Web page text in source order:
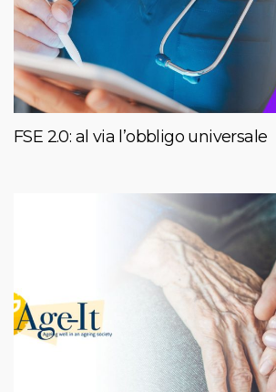
FSE 2.0: al via l’obbligo universale